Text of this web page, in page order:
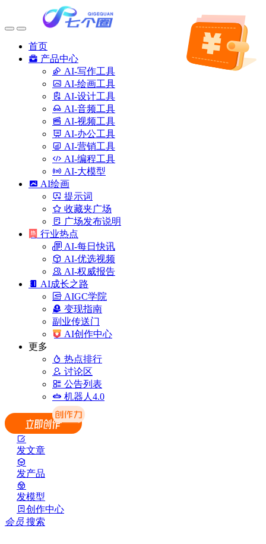
首页
产品中心
AI-写作工具
AI-绘画工具
AI-设计工具
AI-音频工具
AI-视频工具
AI-办公工具
AI-营销工具
AI-编程工具
AI-大模型
AI绘画
提示词
收藏夹广场
广场发布说明
行业热点
AI-每日快讯
AI-优选视频
AI-权威报告
AI成长之路
AIGC学院
变现指南
副业传送门
AI创作中心
更多
热点排行
讨论区
公告列表
机器人4.0
发文章
发产品
发模型
创作中心
会员 搜索